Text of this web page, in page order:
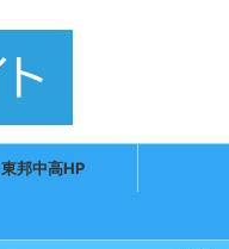
東邦中高HP